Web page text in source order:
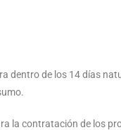
dentro de los 14 días
la contratación de los